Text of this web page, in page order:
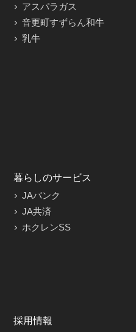
アスパラガス
音更町すずらん和牛
乳牛
暮らしのサービス
JAバンク
JA共済
ホクレンSS
採用情報